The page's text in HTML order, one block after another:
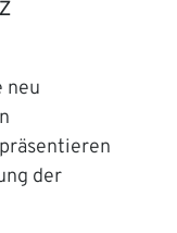
neu
der